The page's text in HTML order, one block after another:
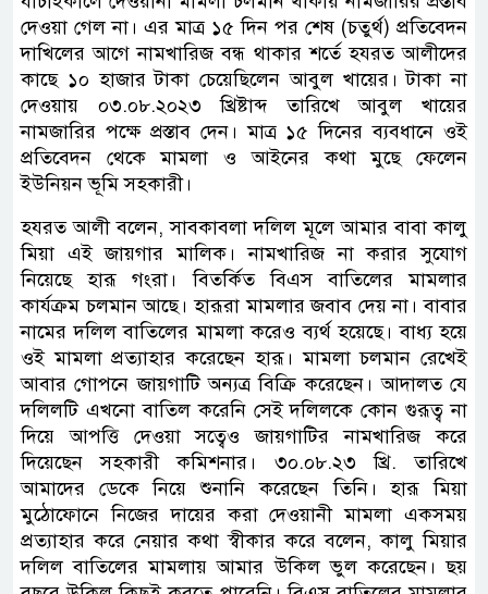
দেওয়া গেল না। এর মাত্র ১৫ দিন পর শেষ (চতুর্থ) প্রতিবেদন
দাখিলের আগে নামখারিজ বন্ধ থাকার শর্তে হযরত আলীদের
কাছে ১০ হাজার টাকা চেয়েছিলেন আবুল খায়ের। টাকা না
দেওয়ায় ০৩.০৮.২০২৩ খ্রিষ্টাব্দ তারিখে আবুল খায়ের
নামজারির পক্ষে প্রস্তাব দেন। মাত্র ১৫ দিনের ব্যবধানে ওই
প্রতিবেদন থেকে মামলা ও আইনের কথা মুছে ফেলেন
ইউনিয়ন ভূমি সহকারী।
হযরত আলী বলেন, সাবকাবলা দলিল মূলে আমার বাবা কালু
মিয়া এই জায়গার মালিক। নামখারিজ না করার সুযোগ
নিয়েছে হারূ গংরা। বিতর্কিত বিএস বাতিলের মামলার
কার্যক্রম চলমান আছে। হারূরা মামলার জবাব দেয় না। বাবার
নামের দলিল বাতিলের মামলা করেও ব্যর্থ হয়েছে। বাধ্য হয়ে
ওই মামলা প্রত্যাহার করেছেন হারূ। মামলা চলমান রেখেই
আবার গোপনে জায়গাটি অন্যত্র বিক্রি করেছেন। আদালত যে
দলিলটি এখনো বাতিল করেনি সেই দলিলকে কোন গুরূত্ব না
দিয়ে আপত্তি দেওয়া সত্বেও জায়গাটির নামখারিজ করে
দিয়েছেন সহকারী কমিশনার। ৩০.০৮.২৩ খ্রি. তারিখে
আমাদের ডেকে নিয়ে শুনানি করেছেন তিনি। হারূ মিয়া
মুঠোফোনে নিজের দায়ের করা দেওয়ানী মামলা একসময়
প্রত্যাহার করে নেয়ার কথা স্বীকার করে বলেন, কালু মিয়ার
দলিল বাতিলের মামলায় আমার উকিল ভুল করেছেন। ছয়